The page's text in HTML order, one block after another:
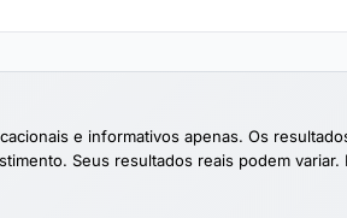
e informativos apenas. Os
Seus resultados reais podem